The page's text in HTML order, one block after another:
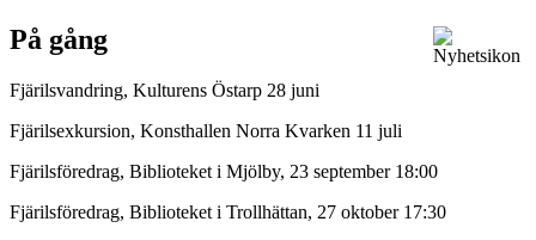
På gång
Fjärilsvandring, Kulturens Östarp 28 juni
Fjärilsexkursion, Konsthallen Norra Kvarken 11 juli
Fjärilsföredrag, Biblioteket i Mjölby, 23 september 18:00
Fjärilsföredrag, Biblioteket i Trollhättan, 27 oktober 17:30